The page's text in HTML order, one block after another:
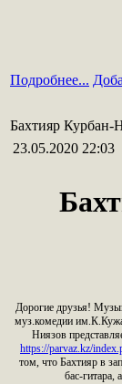
Подробнее...
Бахтияр Курбан-
23.05.2020 22:03
Дорогие друзья!
муз.комедии
Ниязов
https://parvaz.kz/
том, что Бахтияр в
бас-гитара,